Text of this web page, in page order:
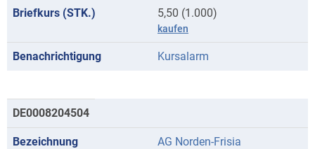
5,50 (1.000)
kaufen
Kursalarm
DE0008204504
AG Norden-Frisia